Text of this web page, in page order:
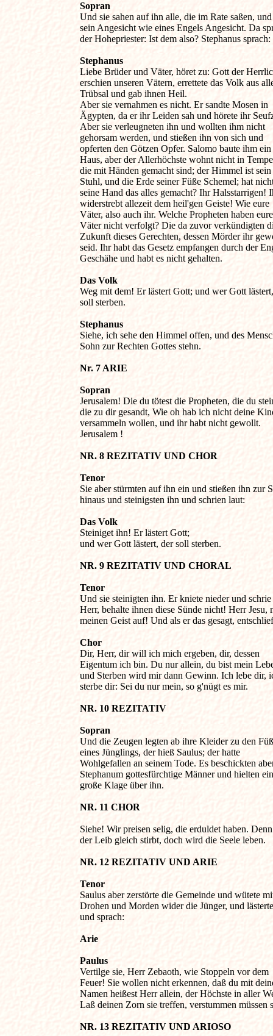
Sopran
Und sie sahen auf ihn alle, die im Rate saßen, und
sein Angesicht wie eines Engels Angesicht. Da
der Hohepriester: Ist dem also? Stephanus sprach:
Stephanus
Liebe Brüder und Väter, höret zu: Gott der
erschien unseren Vätern, errettete das Volk aus
Trübsal und gab ihnen Heil.
Aber sie vernahmen es nicht. Er sandte Mosen in
Ägypten, da er ihr Leiden sah und hörete ihr
Aber sie verleugneten ihn und wollten ihm nicht
gehorsam werden, und stießen ihn von sich und
opferten den Götzen Opfer. Salomo baute ihm ein
Haus, aber der Allerhöchste wohnt nicht in
die mit Händen gemacht sind; der Himmel ist sein
Stuhl, und die Erde seiner Füße Schemel; hat
seine Hand das alles gemacht? Ihr Halsstarrigen!
widerstrebt allezeit dem heil'gen Geiste! Wie eure
Väter, also auch ihr. Welche Propheten haben
Väter nicht verfolgt? Die da zuvor verkündigten
Zukunft dieses Gerechten, dessen Mörder ihr
seid. Ihr habt das Gesetz empfangen durch der
Geschähe und habt es nicht gehalten.
Das Volk
Weg mit dem! Er lästert Gott; und wer Gott
soll sterben.
Stephanus
Siehe, ich sehe den Himmel offen, und des
Sohn zur Rechten Gottes stehn.
Nr. 7 ARIE
Sopran
Jerusalem! Die du tötest die Propheten, die du
die zu dir gesandt, Wie oh hab ich nicht deine
versammeln wollen, und ihr habt nicht gewollt.
Jerusalem !
NR. 8 REZITATIV UND CHOR
Tenor
Sie aber stürmten auf ihn ein und stießen ihn zur
hinaus und steinigsten ihn und schrien laut:
Das Volk
Steiniget ihn! Er lästert Gott;
und wer Gott lästert, der soll sterben.
NR. 9 REZITATIV UND CHORAL
Tenor
Und sie steinigten ihn. Er kniete nieder und
Herr, behalte ihnen diese Sünde nicht! Herr Jesu,
meinen Geist auf! Und als er das gesagt,
Chor
Dir, Herr, dir will ich mich ergeben, dir, dessen
Eigentum ich bin. Du nur allein, du bist mein
und Sterben wird mir dann Gewinn. Ich lebe dir,
sterbe dir: Sei du nur mein, so g'nügt es mir.
NR. 10 REZITATIV
Sopran
Und die Zeugen legten ab ihre Kleider zu den
eines Jünglings, der hieß Saulus; der hatte
Wohlgefallen an seinem Tode. Es beschickten
Stephanum gottesfürchtige Männer und hielten
große Klage über ihn.
NR. 11 CHOR
Siehe! Wir preisen selig, die erduldet haben.
der Leib gleich stirbt, doch wird die Seele leben.
NR. 12 REZITATIV UND ARIE
Tenor
Saulus aber zerstörte die Gemeinde und wütete
Drohen und Morden wider die Jünger, und
und sprach:
Arie
Paulus
Vertilge sie, Herr Zebaoth, wie Stoppeln vor dem
Feuer! Sie wollen nicht erkennen, daß du mit
Namen heißest Herr allein, der Höchste in aller
Laß deinen Zorn sie treffen, verstummen müssen
NR. 13 REZITATIV UND ARIOSO